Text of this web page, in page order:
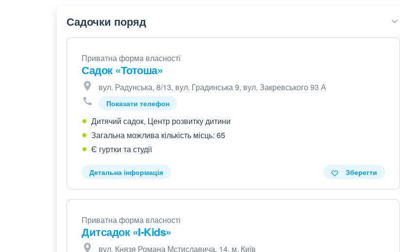
Садочки поряд
Приватна форма власності
Садок «Тотоша»
вул. Радунська, 8/13, вул. Градинська 9, вул. Закревського 93 А
Показати телефон
Дитячий садок, Центр розвитку дитини
Загальна можлива кількість місць: 65
Є гуртки та студії
Детальна інформація Зберегти
Приватна форма власності
Дитсадок «I-Kids»
вул. Князя Романа Мстиславича, 14, м. Київ